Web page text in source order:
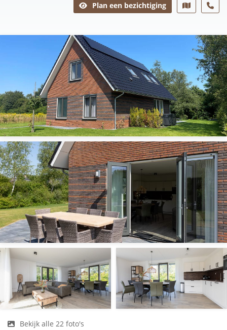
Plan een bezichtiging
Bekijk alle 22 foto's